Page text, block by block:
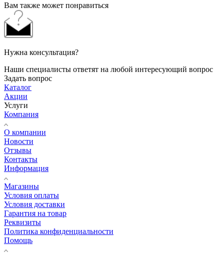
Вам также может понравиться
Нужна консультация?
Наши специалисты ответят на любой интересующий вопрос
Задать вопрос
Каталог
Акции
Услуги
Компания
О компании
Новости
Отзывы
Контакты
Информация
Магазины
Условия оплаты
Условия доставки
Гарантия на товар
Реквизиты
Политика конфиденциальности
Помощь